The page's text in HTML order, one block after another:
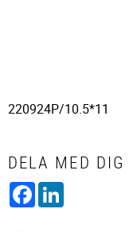
220924P/10.5*11
DELA MED DIG
Facebook